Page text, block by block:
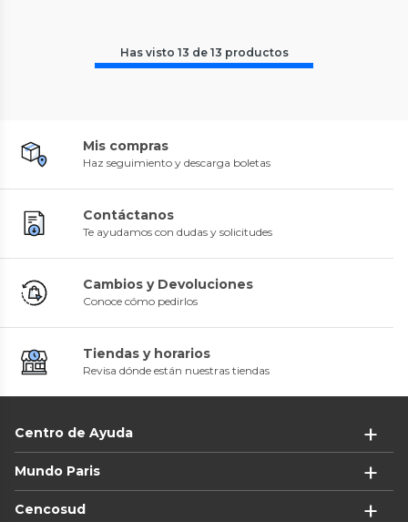
Has visto 13 de 13 productos
Mis compras
Haz seguimiento y descarga boletas
Contáctanos
Te ayudamos con dudas y solicitudes
Cambios y Devoluciones
Conoce cómo pedirlos
Tiendas y horarios
Revisa dónde están nuestras tiendas
Centro de Ayuda
Mundo Paris
Cencosud